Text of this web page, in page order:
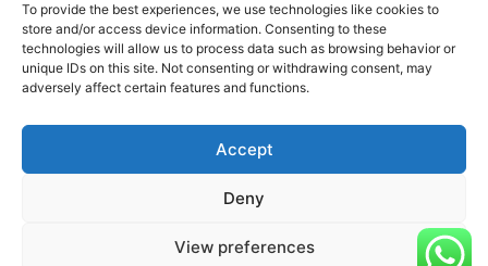
To provide the best experiences, we use technologies like cookies to
store and/or access device information. Consenting to these
technologies will allow us to process data such as browsing behavior or
unique IDs on this site. Not consenting or withdrawing consent, may
adversely affect certain features and functions.
Accept
Deny
View preferences
搬傢俬
搬寫字樓公司
搬屋
搬屋公司